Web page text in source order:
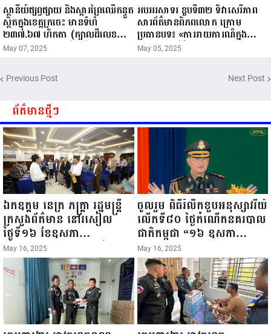
ស្ថានីយ៍ផ្សព្វផ្សាយ និងស្តារព្រៃឈើកន្ទួត
ស្ថិតក្នុងខេត្តក្រចេះ មានទំហំ
២៣៧.៦៧ ហិកតា (ក្បាលដីលេខ
១៦) ត្រូវបានចុះបញ្ជីជាដីរដ្ឋ...
May 07, 2025
អបអរសាទរ ខួបទី៣២ ទិវាសេរីភាព
សារព័ត៌មានពិភពលោក ក្រេាម
ប្រធានបទ៖ ​​«ការរាយការណ៏ក្នុង
ពិភពលេាកថ្មីដ៏ក្លាហាន: ផលប៉ះពាល់
ឧសភា ១៩៩៣ - ៣ ឧសភា ២០២៥..
May 05, 2025
Previous Post Next Post
ព័ត៌មានថ្មីៗ
ឯកឧត្តម នេត្រ ភក្ត្រា រដ្ឋមន្ត្រី
ក្រសួងព័ត៌មាន នៅរសៀល
ថ្ងៃទី១៦ ខែឧសភា
ឆ្នាំ២០២៥នេះ បានអញ្ជើញចុះ
ធ្វើជំរឿនថ្នាក់ដឹកនាំមន្ត្រីរាជ
ការស៉ីវិល នៃក្រសួងព័ត៌មាន...
May 16, 2025
ចូលរួម ពិធីរំលឹកខួបអនុស្សាវរីយ៍
លើកទី៨០ ថ្ងៃកំណើតនគរបាល
ជាតិកម្ពុជា “១៦ ឧសភា
១៩៤៥ ~ ១៦ ឧសភា
២០២៥”...
May 16, 2025